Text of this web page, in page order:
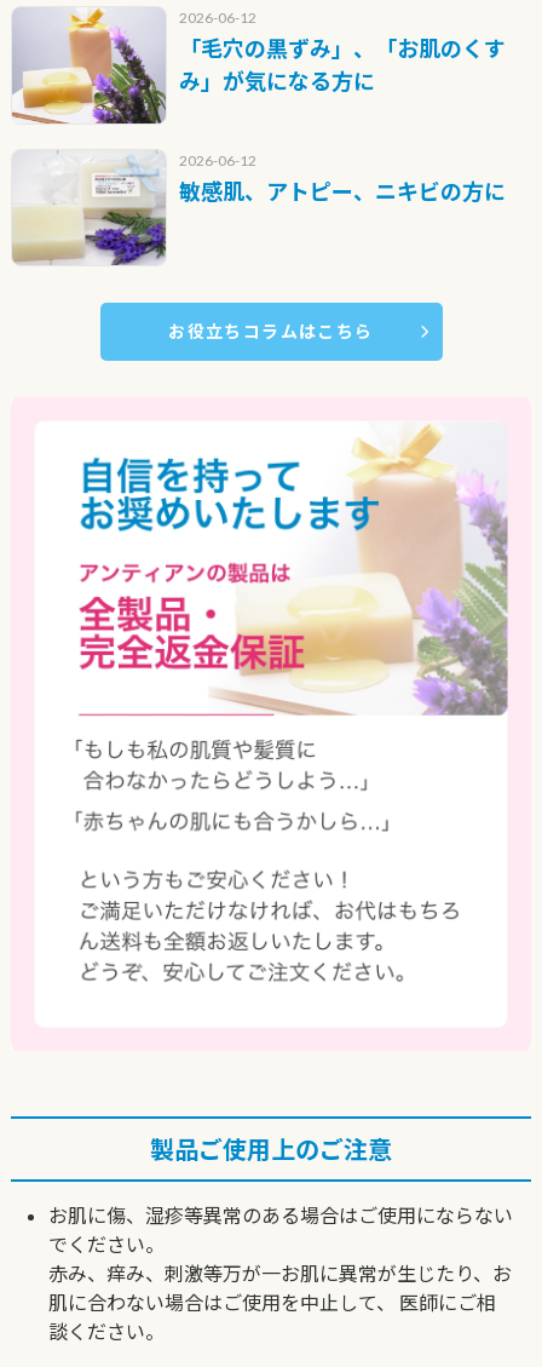
2026-06-12
「毛穴の黒ずみ」、「お肌のくす
み」が気になる方に
2026-06-12
敏感肌、アトピー、ニキビの方に
お役立ちコラムはこちら
製品ご使用上のご注意
お肌に傷、湿疹等異常のある場合はご使用にならない
でください。
赤み、痒み、刺激等万が一お肌に異常が生じたり、お
肌に合わない場合はご使用を中止して、
医師にご相
談ください。